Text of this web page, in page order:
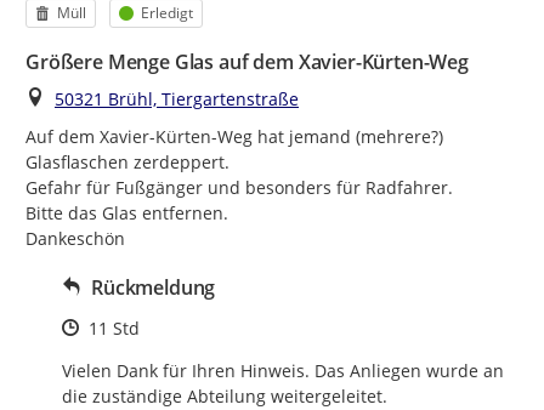
Kategorie
Müll Status
Erledigt
Größere Menge Glas auf dem Xavier-Kürten-Weg
Ort
50321 Brühl, Tiergartenstraße
Auf dem Xavier-Kürten-Weg hat jemand (mehrere?)
Glasflaschen zerdeppert.
Gefahr für Fußgänger und besonders für Radfahrer.
Bitte das Glas entfernen.
Dankeschön
Rückmeldung
Zeitpunkt des Erstellens
11 Std
Vielen Dank für Ihren Hinweis. Das Anliegen wurde an
die zuständige Abteilung weitergeleitet.